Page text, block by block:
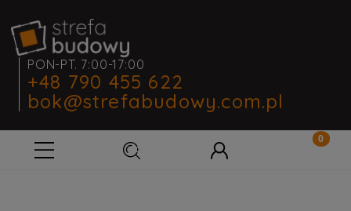
PON-PT. 7:00-17:00
+48 790 455 622
bok@strefabudowy.com.pl